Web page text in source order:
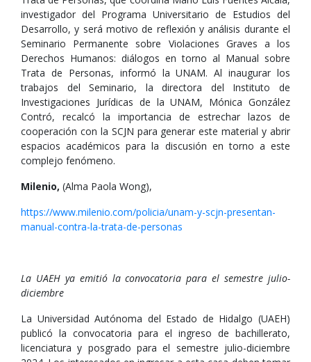
investigador del Programa Universitario de Estudios del
Desarrollo, y será motivo de reflexión y análisis durante el
Seminario Permanente sobre Violaciones Graves a los
Derechos Humanos: diálogos en torno al Manual sobre
Trata de Personas, informó la UNAM. Al inaugurar los
trabajos del Seminario, la directora del Instituto de
Investigaciones Jurídicas de la UNAM, Mónica González
Contró, recalcó la importancia de estrechar lazos de
cooperación con la SCJN para generar este material y abrir
espacios académicos para la discusión en torno a este
complejo fenómeno.
Milenio, (Alma Paola Wong),
https://www.milenio.com/policia/unam-y-scjn-presentan-
manual-contra-la-trata-de-personas
La UAEH ya emitió la convocatoria para el semestre julio-
diciembre
La Universidad Autónoma del Estado de Hidalgo (UAEH)
publicó la convocatoria para el ingreso de bachillerato,
licenciatura y posgrado para el semestre julio-diciembre